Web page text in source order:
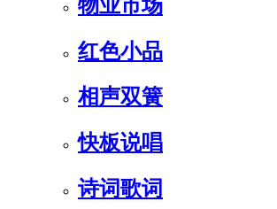
物业市场
红色小品
相声双簧
快板说唱
诗词歌词